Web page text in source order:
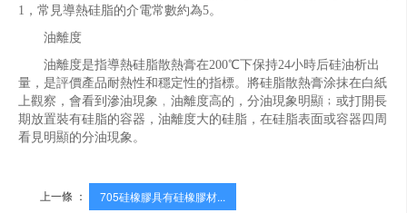
1，常見導熱硅脂的介電常數約為5。
油離度
油離度是指導熱硅脂散熱膏在200℃下保持24小時后硅油析出
量，是評價產品耐熱性和穩定性的指標。將硅脂散熱膏涂抹在白紙
上觀察，會看到滲油現象﹐油離度高的，分油現象明顯﹔或打開長
期放置裝有硅脂的容器，油離度大的硅脂，在硅脂表面或容器四周
看見明顯的分油現象。
上一條 ： 705硅橡膠具有硅橡膠材...